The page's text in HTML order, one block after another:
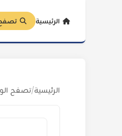
الرئيسية
الرئيسية/تصفح